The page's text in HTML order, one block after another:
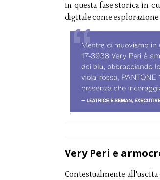
in questa fase storica in
digitale come
Very Peri e
Contestualmente